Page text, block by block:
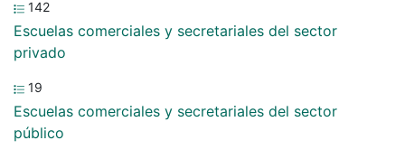
142
Escuelas comerciales y secretariales del sector
privado
19
Escuelas comerciales y secretariales del sector
público